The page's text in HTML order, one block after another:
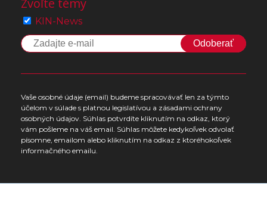
Zvoľte témy
KIN-News
Odoberať
Vaše osobné údaje (email) budeme spracovávať len za týmto
účelom v súlade s platnou legislatívou a zásadami ochrany
osobných údajov. Súhlas potvrdíte kliknutím na odkaz, ktorý
vám pošleme na váš email. Súhlas môžete kedykoľvek odvolať
písomne, emailom alebo kliknutím na odkaz z ktoréhokoľvek
informačného emailu.